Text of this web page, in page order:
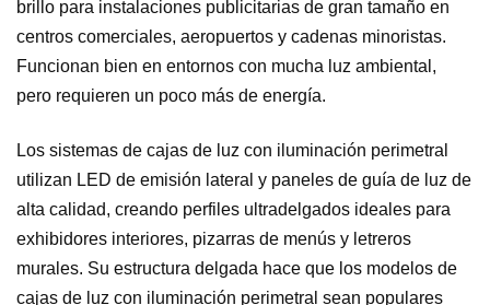
brillo para instalaciones publicitarias de gran tamaño en
centros comerciales, aeropuertos y cadenas minoristas.
Funcionan bien en entornos con mucha luz ambiental,
pero requieren un poco más de energía.
Los sistemas de cajas de luz con iluminación perimetral
utilizan LED de emisión lateral y paneles de guía de luz de
alta calidad, creando perfiles ultradelgados ideales para
exhibidores interiores, pizarras de menús y letreros
murales. Su estructura delgada hace que los modelos de
cajas de luz con iluminación perimetral sean populares